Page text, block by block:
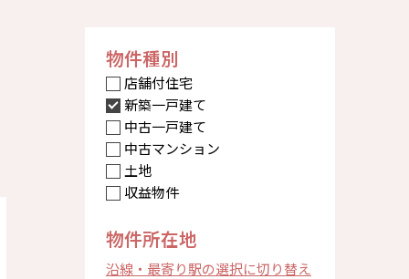
物件種別
店舗付住宅
新築一戸建て
中古一戸建て
中古マンション
土地
収益物件
物件所在地
沿線・最寄り駅の選択に切り替え